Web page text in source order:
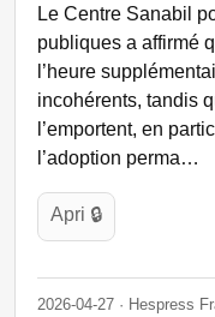
Le Centre Sanabil
publiques a affirmé
l’heure
incohérents, tandis
l’emportent, en
l’adoption perma…
Apri 🔒
2026-04-27 · Hespress